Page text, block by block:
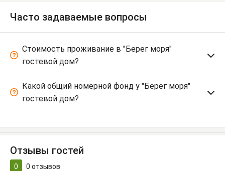
Часто задаваемые вопросы
Стоимость проживание в "Берег моря"
гостевой дом?
Какой общий номерной фонд у "Берег моря"
гостевой дом?
Отзывы гостей
0 0 отзывов